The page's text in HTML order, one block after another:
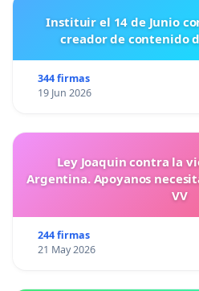
Instituir el 14 de Junio
creador de contenido
344 firmas
19 Jun 2026
Ley Joaquin contra la
Argentina. Apoyanos
VV
244 firmas
21 May 2026